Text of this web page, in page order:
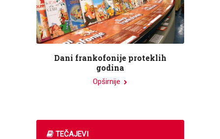
Dani frankofonije proteklih
godina
Opširnije
TEČAJEVI